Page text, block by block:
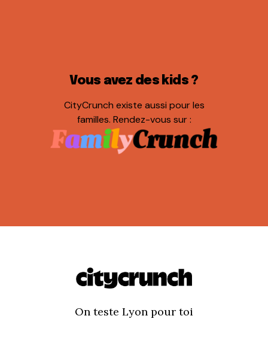
Vous avez des kids ?
CityCrunch existe aussi pour les
familles. Rendez-vous sur :
On teste Lyon pour toi